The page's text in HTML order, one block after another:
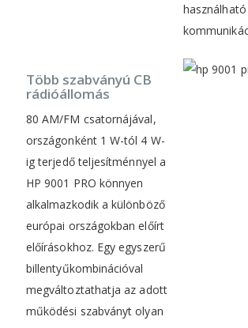
használható
Több szabványú CB
rádióállomás
80 AM/FM csatornájával,
országonként 1 W-tól 4 W-
ig terjedő teljesítménnyel a
HP 9001 PRO könnyen
alkalmazkodik a különböző
európai országokban előírt
előírásokhoz. Egy egyszerű
billentyűkombinációval
megváltoztathatja az adott
működési szabványt olyan